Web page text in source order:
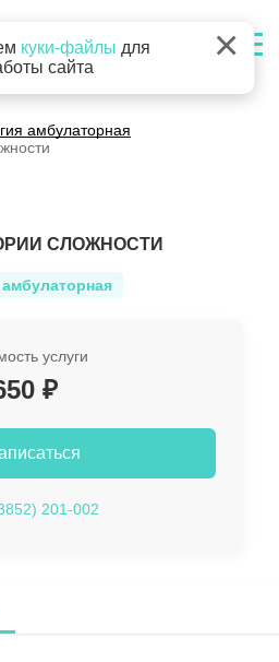
амбулаторная
СЛОЖНОСТИ
услуги
₽
201-002
куки-файлы для
сайта
×